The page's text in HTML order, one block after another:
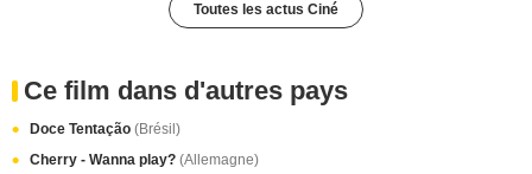
Toutes les actus Ciné
Ce film dans d'autres pays
Doce Tentação (Brésil)
Cherry - Wanna play? (Allemagne)